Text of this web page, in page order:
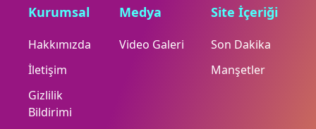
Kurumsal
Hakkımızda
İletişim
Gizlilik
Bildirimi
Medya
Video Galeri
Site İçeriği
Son Dakika
Manşetler